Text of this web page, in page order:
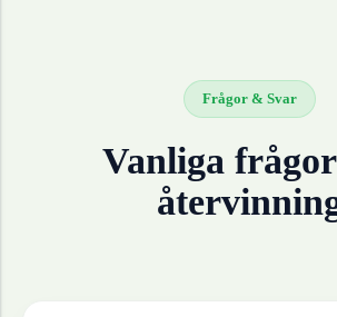
Frågor & Svar
Vanliga